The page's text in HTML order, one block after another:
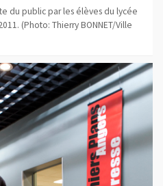
du public par les élèves du lycée
(Photo: Thierry BONNET/Ville